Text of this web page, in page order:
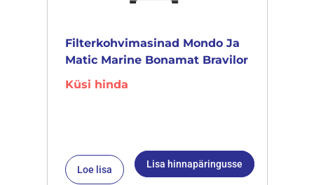
Filterkohvimasinad Mondo Ja
Matic Marine Bonamat Bravilor
Küsi hinda
Loe lisa Lisa hinnapäringusse